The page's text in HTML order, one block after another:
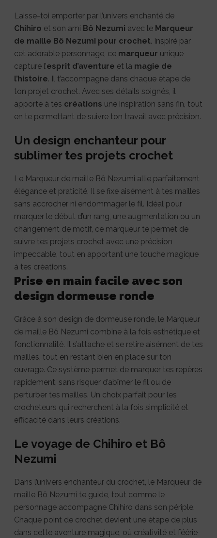
Laisse-toi emporter par l’univers enchanté de
Chihiro et son ami Bô Nezumi avec le Marqueur
de maille Bô Nezumi pour crochet. Inspiré par
cet adorable personnage, ce marqueur unique
capture l’esprit d’aventure et la magie de
l’histoire. Il t’accompagne dans chaque étape de
ton projet crochet. Avec ses détails soignés, il
apporte à tes créations une inspiration sans fin, tout
en te permettant de suivre ton travail avec précision.
Un design enchanteur pour
sublimer tes projets crochet
Le Marqueur de maille Bô Nezumi allie parfaitement
élégance et praticité. Il se fixe aisément à tes mailles
sans accrocher ni endommager le fil. Idéal pour
marquer le début d’un rang, une augmentation ou un
changement de motif, ce marqueur te permet de
suivre tes projets crochet avec une précision
impeccable, tout en apportant une touche magique
à tes créations.
Prise en main facile avec son
design dormeuse ronde
Grâce à son design de dormeuse ronde, le Marqueur
de maille Bô Nezumi combine à la fois esthétique et
fonctionnalité. Il s’attache et se retire aisément de tes
mailles, tout en restant bien en place sur ton
ouvrage. Ce système permet de marquer tes repères
rapidement, sans risquer d’abîmer le fil ou de
perturber tes mailles. Un choix parfait pour les
crocheteurs qui recherchent à la fois simplicité et
efficacité dans leurs créations.
Le voyage de Chihiro et Bô
Nezumi
Dans l’univers enchanteur du crochet, le Marqueur de
maille Bô Nezumi te guide, tout comme le
personnage accompagne Chihiro dans son périple.
Chaque point de crochet devient une étape de plus
dans cette aventure magique, où créativité et féérie